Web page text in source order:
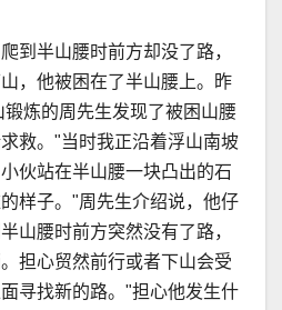
到半山腰时前方却没了路，
，他被困在了半山腰上。昨
炼的周先生发现了被困山腰
救。"当时我正沿着浮山南坡
伙站在半山腰一块凸出的石
样子。"周先生介绍说，他仔
山腰时前方突然没有了路，
担心贸然前行或者下山会受
寻找新的路。"担心他发生什